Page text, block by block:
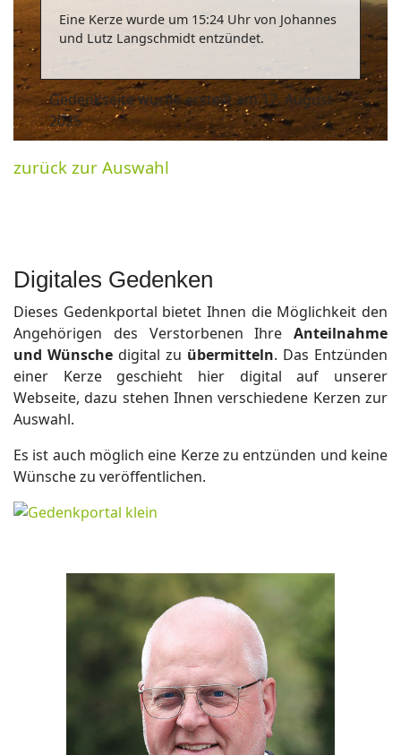
Eine Kerze wurde um 15:24 Uhr von Johannes
und Lutz Langschmidt entzündet.
Gedenkseite wurde erstellt am 17. August
2025
zurück zur Auswahl
Digitales Gedenken
Dieses Gedenkportal bietet Ihnen die Möglichkeit den
Angehörigen des Verstorbenen Ihre Anteilnahme
und Wünsche digital zu übermitteln. Das Entzünden
einer Kerze geschieht hier digital auf unserer
Webseite, dazu stehen Ihnen verschiedene Kerzen zur
Auswahl.
Es ist auch möglich eine Kerze zu entzünden und keine
Wünsche zu veröffentlichen.